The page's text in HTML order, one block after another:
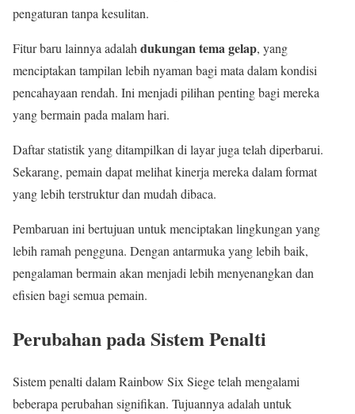
pengaturan tanpa kesulitan.
Fitur baru lainnya adalah dukungan tema gelap, yang
menciptakan tampilan lebih nyaman bagi mata dalam kondisi
pencahayaan rendah. Ini menjadi pilihan penting bagi mereka
yang bermain pada malam hari.
Daftar statistik yang ditampilkan di layar juga telah diperbarui.
Sekarang, pemain dapat melihat kinerja mereka dalam format
yang lebih terstruktur dan mudah dibaca.
Pembaruan ini bertujuan untuk menciptakan lingkungan yang
lebih ramah pengguna. Dengan antarmuka yang lebih baik,
pengalaman bermain akan menjadi lebih menyenangkan dan
efisien bagi semua pemain.
Perubahan pada Sistem Penalti
Sistem penalti dalam Rainbow Six Siege telah mengalami
beberapa perubahan signifikan. Tujuannya adalah untuk